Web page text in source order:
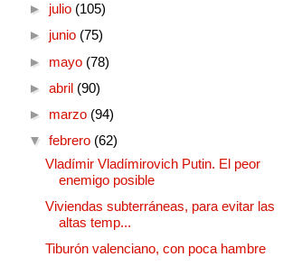
► julio (105)
► junio (75)
► mayo (78)
► abril (90)
► marzo (94)
▼ febrero (62)
Vladímir Vladímirovich Putin. El peor
enemigo posible
Viviendas subterráneas, para evitar las
altas temp...
Tiburón valenciano, con poca hambre